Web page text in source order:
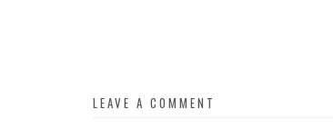
LEAVE A COMMENT